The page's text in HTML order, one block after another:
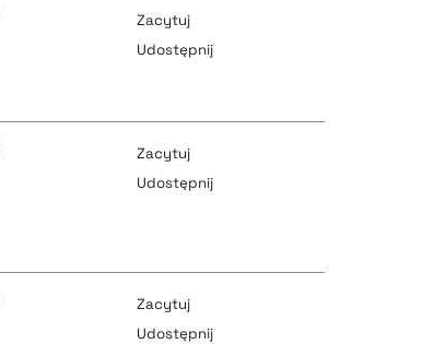
pobierz cytat
pobierz cytat
pobierz cytat
Zacytuj
Udostępnij
Zacytuj
Udostępnij
Zacytuj
Udostępnij